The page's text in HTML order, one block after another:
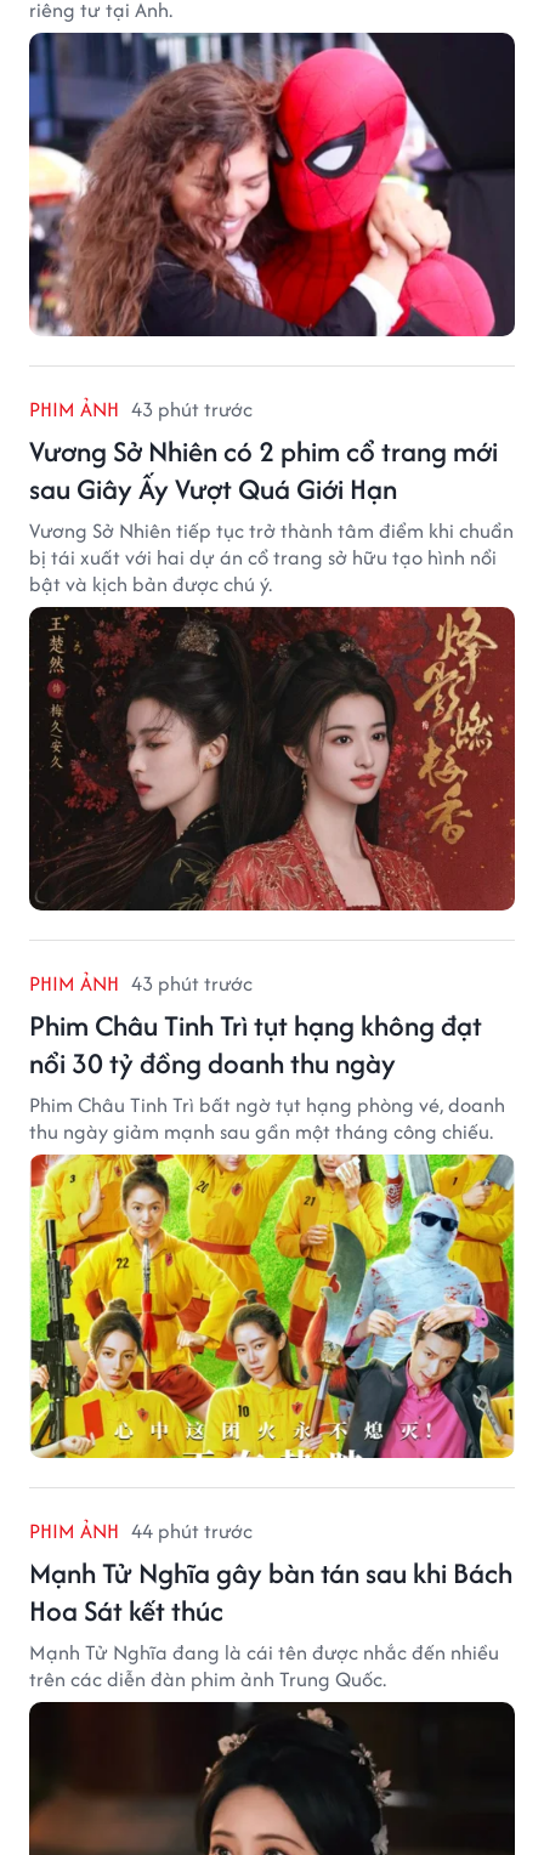
riêng tư tại Anh.
PHIM ẢNH 43 phút trước
Vương Sở Nhiên có 2 phim cổ trang mới
sau Giây Ấy Vượt Quá Giới Hạn
Vương Sở Nhiên tiếp tục trở thành tâm điểm khi chuẩn
bị tái xuất với hai dự án cổ trang sở hữu tạo hình nổi
bật và kịch bản được chú ý.
PHIM ẢNH 43 phút trước
Phim Châu Tinh Trì tụt hạng không đạt
nổi 30 tỷ đồng doanh thu ngày
Phim Châu Tinh Trì bất ngờ tụt hạng phòng vé, doanh
thu ngày giảm mạnh sau gần một tháng công chiếu.
PHIM ẢNH 44 phút trước
Mạnh Tử Nghĩa gây bàn tán sau khi Bách
Hoa Sát kết thúc
Mạnh Tử Nghĩa đang là cái tên được nhắc đến nhiều
trên các diễn đàn phim ảnh Trung Quốc.